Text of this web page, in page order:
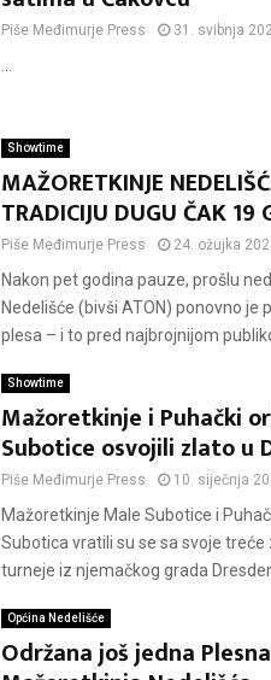
Piše Međimurje Press 31. svibnja
Showtime
MAŽORETKINJE
TRADICIJU DUGU ČAK 19
Piše Međimurje Press 24. ožujka
Nakon pet godina pauze, prošlu
Nedelišće (bivši ATON) ponovno
plesa – i to pred najbrojnijom
Showtime
Mažoretkinje i Puhački
Subotice osvojili zlato u
Piše Međimurje Press 10. siječnja
Mažoretkinje Male Subotice i
Subotica vratili su se sa svoje
turneje iz njemačkog grada
Općina Nedelišće
Održana još jedna